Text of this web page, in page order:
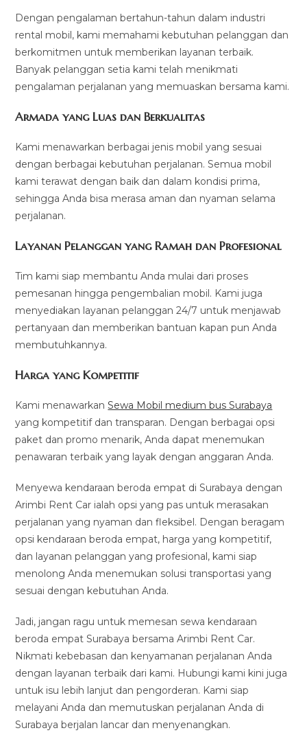
Dengan pengalaman bertahun-tahun dalam industri
rental mobil, kami memahami kebutuhan pelanggan dan
berkomitmen untuk memberikan layanan terbaik.
Banyak pelanggan setia kami telah menikmati
pengalaman perjalanan yang memuaskan bersama kami.
Armada yang Luas dan Berkualitas
Kami menawarkan berbagai jenis mobil yang sesuai
dengan berbagai kebutuhan perjalanan. Semua mobil
kami terawat dengan baik dan dalam kondisi prima,
sehingga Anda bisa merasa aman dan nyaman selama
perjalanan.
Layanan Pelanggan yang Ramah dan Profesional
Tim kami siap membantu Anda mulai dari proses
pemesanan hingga pengembalian mobil. Kami juga
menyediakan layanan pelanggan 24/7 untuk menjawab
pertanyaan dan memberikan bantuan kapan pun Anda
membutuhkannya.
Harga yang Kompetitif
Kami menawarkanSewa Mobil medium bus Surabaya
yang kompetitif dan transparan. Dengan berbagai opsi
paket dan promo menarik, Anda dapat menemukan
penawaran terbaik yang layak dengan anggaran Anda.
Menyewa kendaraan beroda empat di Surabaya dengan
Arimbi Rent Car ialah opsi yang pas untuk merasakan
perjalanan yang nyaman dan fleksibel. Dengan beragam
opsi kendaraan beroda empat, harga yang kompetitif,
dan layanan pelanggan yang profesional, kami siap
menolong Anda menemukan solusi transportasi yang
sesuai dengan kebutuhan Anda.
Jadi, jangan ragu untuk memesan sewa kendaraan
beroda empat Surabaya bersama Arimbi Rent Car.
Nikmati kebebasan dan kenyamanan perjalanan Anda
dengan layanan terbaik dari kami. Hubungi kami kini juga
untuk isu lebih lanjut dan pengorderan. Kami siap
melayani Anda dan memutuskan perjalanan Anda di
Surabaya berjalan lancar dan menyenangkan.